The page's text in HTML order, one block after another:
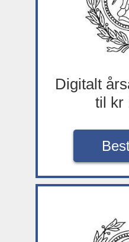
Digitalt
til kr